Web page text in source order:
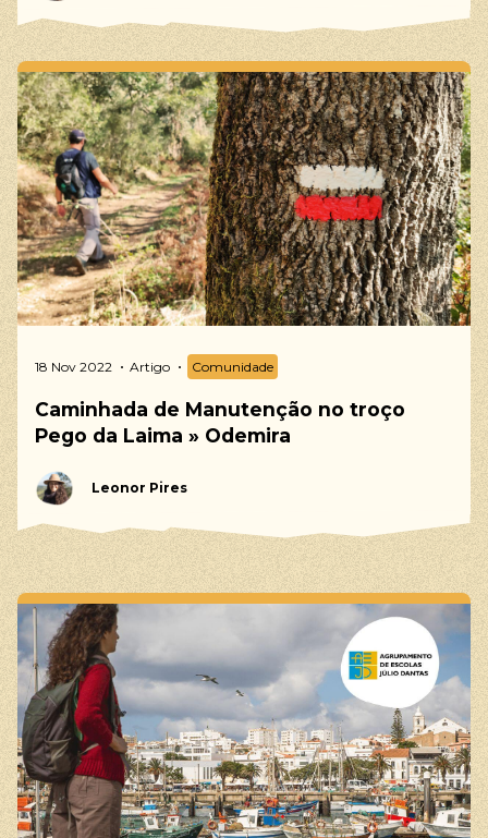
18 Nov 2022 Artigo Comunidade
Caminhada de Manutenção no troço
Pego da Laima » Odemira
Leonor Pires